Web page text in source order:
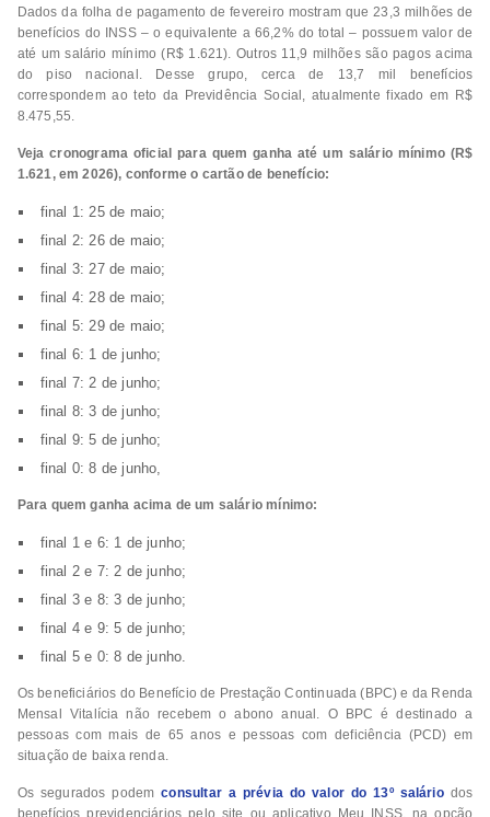
Dados da folha de pagamento de fevereiro mostram que 23,3 milhões de
benefícios do INSS – o equivalente a 66,2% do total – possuem valor de
até um salário mínimo (R$ 1.621). Outros 11,9 milhões são pagos acima
do piso nacional. Desse grupo, cerca de 13,7 mil benefícios
correspondem ao teto da Previdência Social, atualmente fixado em R$
8.475,55.
Veja cronograma oficial para quem ganha até um salário mínimo (R$
1.621, em 2026), conforme o cartão de benefício:
final 1: 25 de maio;
final 2: 26 de maio;
final 3: 27 de maio;
final 4: 28 de maio;
final 5: 29 de maio;
final 6: 1 de junho;
final 7: 2 de junho;
final 8: 3 de junho;
final 9: 5 de junho;
final 0: 8 de junho,
Para quem ganha acima de um salário mínimo:
final 1 e 6: 1 de junho;
final 2 e 7: 2 de junho;
final 3 e 8: 3 de junho;
final 4 e 9: 5 de junho;
final 5 e 0: 8 de junho.
Os beneficiários do Benefício de Prestação Continuada (BPC) e da Renda
Mensal Vitalícia não recebem o abono anual. O BPC é destinado a
pessoas com mais de 65 anos e pessoas com deficiência (PCD) em
situação de baixa renda.
Os segurados podemconsultar a prévia do valor do 13º saláriodos
benefícios previdenciários pelo site ou aplicativo Meu INSS, na opção